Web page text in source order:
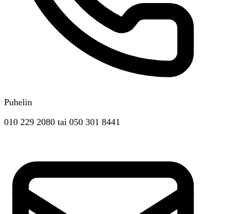
Puhelin
010 229 2080 tai 050 301 8441